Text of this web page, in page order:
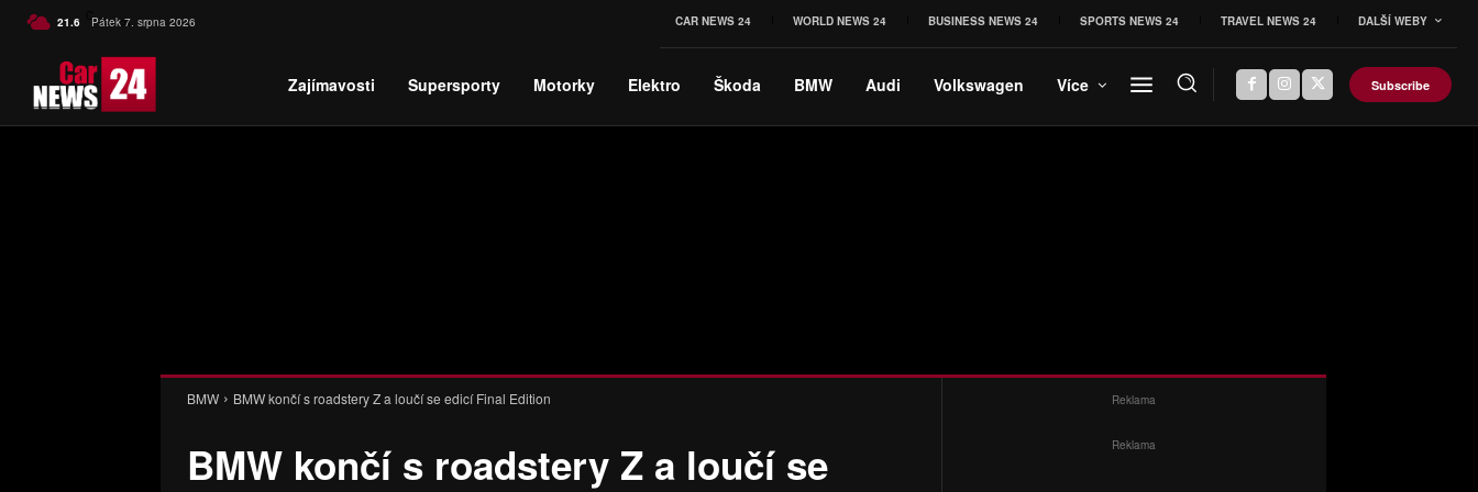
21.6 C Czech
Pátek 7. srpna 2026 CAR NEWS 24 WORLD NEWS 24 BUSINESS NEWS 24 SPORTS NEWS 24 TRAVEL NEWS 24 DALŠÍ WEBY
Zajímavosti Supersporty Motorky Elektro Škoda BMW Audi Volkswagen Více Subscribe
BMW BMW končí s roadstery Z a loučí se edicí Final Edition
BMW končí s roadstery Z a loučí se
Reklama
Reklama